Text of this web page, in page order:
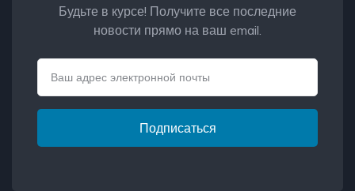
Будьте в курсе! Получите все последние
новости прямо на ваш email.
Подписаться